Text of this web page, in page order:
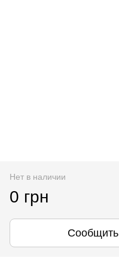
Нет в наличии
0 грн